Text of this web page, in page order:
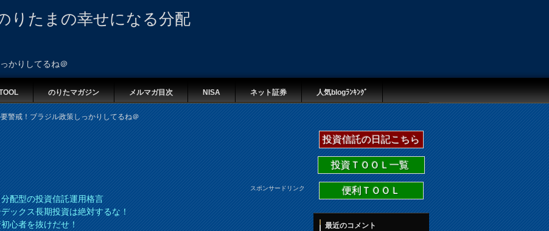
りたまの幸せになる分配
かりしてるね＠
のりたマガジン メルマガ目次 NISA ネット証券 人気blogﾗﾝｷﾝｸﾞ
警戒！ブラジル政策しっかりしてるね＠
スポンサードリンク
配型の投資信託運用格言
ックス長期投資は絶対するな！
心者を抜けだせ！
投資信託の日記こちら
投資ＴＯＯＬ一覧
便利ＴＯＯＬ
最近のコメント